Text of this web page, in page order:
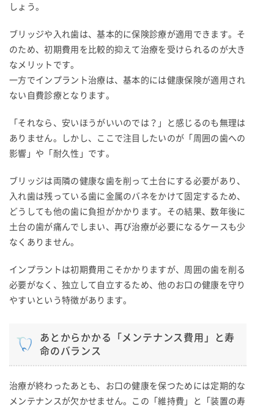
しょう。
ブリッジや入れ歯は、基本的に保険診療が適用できます。そ
のため、初期費用を比較的抑えて治療を受けられるのが大き
なメリットです。
一方でインプラント治療は、基本的には健康保険が適用され
ない自費診療となります。
「それなら、安いほうがいいのでは？」と感じるのも無理は
ありません。しかし、ここで注目したいのが「周囲の歯への
影響」や「耐久性」です。
ブリッジは両隣の健康な歯を削って土台にする必要があり、
入れ歯は残っている歯に金属のバネをかけて固定するため、
どうしても他の歯に負担がかかります。その結果、数年後に
土台の歯が痛んでしまい、再び治療が必要になるケースも少
なくありません。
インプラントは初期費用こそかかりますが、周囲の歯を削る
必要がなく、独立して自立するため、他のお口の健康を守り
やすいという特徴があります。
あとからかかる「メンテナンス費用」と寿
命のバランス
治療が終わったあとも、お口の健康を保つためには定期的な
メンテナンスが欠かせません。この「維持費」と「装置の寿